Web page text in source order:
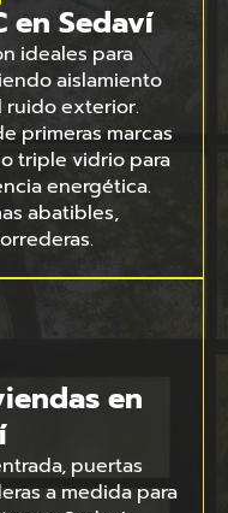
en Sedaví
ideales para
aislamiento
ruido exterior.
primeras marcas
triple vidrio para
energética.
abatibles,
en
puertas
a medida para